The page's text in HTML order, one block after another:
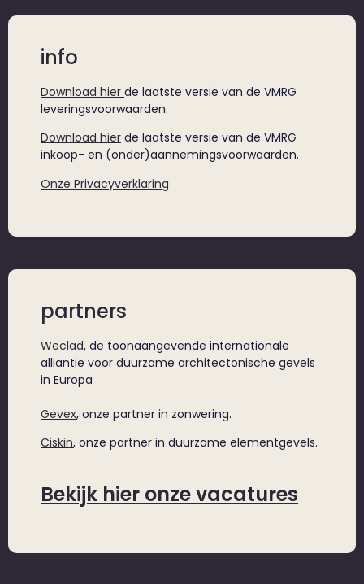
info
Download hier de laatste versie van de VMRG
leveringsvoorwaarden.
Download hier de laatste versie van de VMRG
inkoop- en (onder)aannemingsvoorwaarden.
Onze Privacyverklaring
partners
Weclad, de toonaangevende internationale
alliantie voor duurzame architectonische gevels
in Europa
Gevex, onze partner in zonwering.
Ciskin, onze partner in duurzame elementgevels.
Bekijk hier onze vacatures